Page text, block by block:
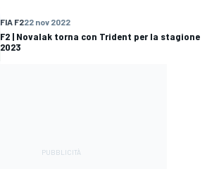
FIA F222 nov 2022
F2 | Novalak torna con Trident per la stagione
2023